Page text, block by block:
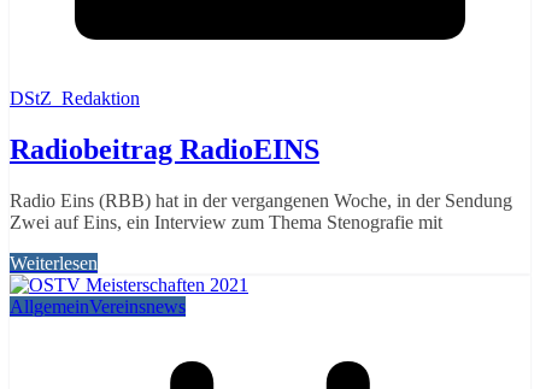
DStZ_Redaktion
Radiobeitrag RadioEINS
Radio Eins (RBB) hat in der vergangenen Woche, in der Sendung
Zwei auf Eins, ein Interview zum Thema Stenografie mit
Weiterlesen
AllgemeinVereinsnews